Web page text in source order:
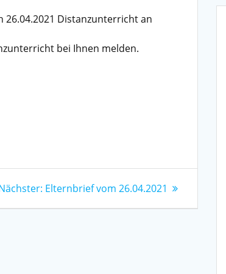
Distanzunterricht an
bei Ihnen melden.
Nächster
Elternbrief vom 26.04.2021